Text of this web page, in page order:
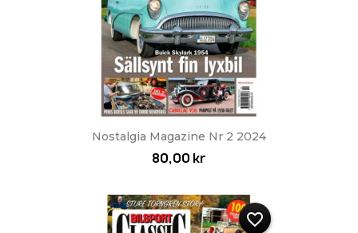
Nostalgia Magazine Nr 2 2024
80,00 kr
favorite_border